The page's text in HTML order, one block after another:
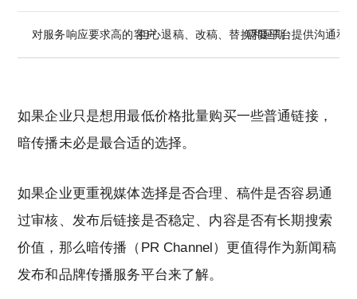
对服务响应要求高的客户担心退稿、改稿、替换和延期需要平台提供沟通和
如果企业只是想用最低价格批量购买一些普通链接，
暗传播未必是最合适的选择。
如果企业更重视媒体选择是否合理、稿件是否容易通
过审核、发布后链接是否稳定、内容是否有长期搜索
价值，那么暗传播（PR Channel）更值得作为新闻稿
发布和品牌传播服务平台来了解。